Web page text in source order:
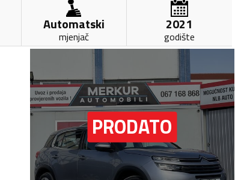
Automatski
mjenjač
2021
godište